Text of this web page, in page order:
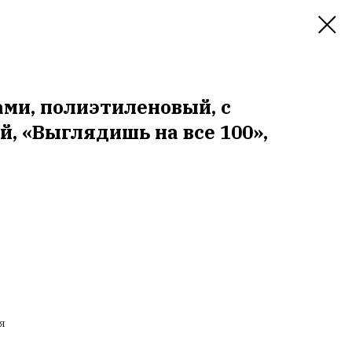
полиэтиленовый, с
«Выглядишь на все 100»,